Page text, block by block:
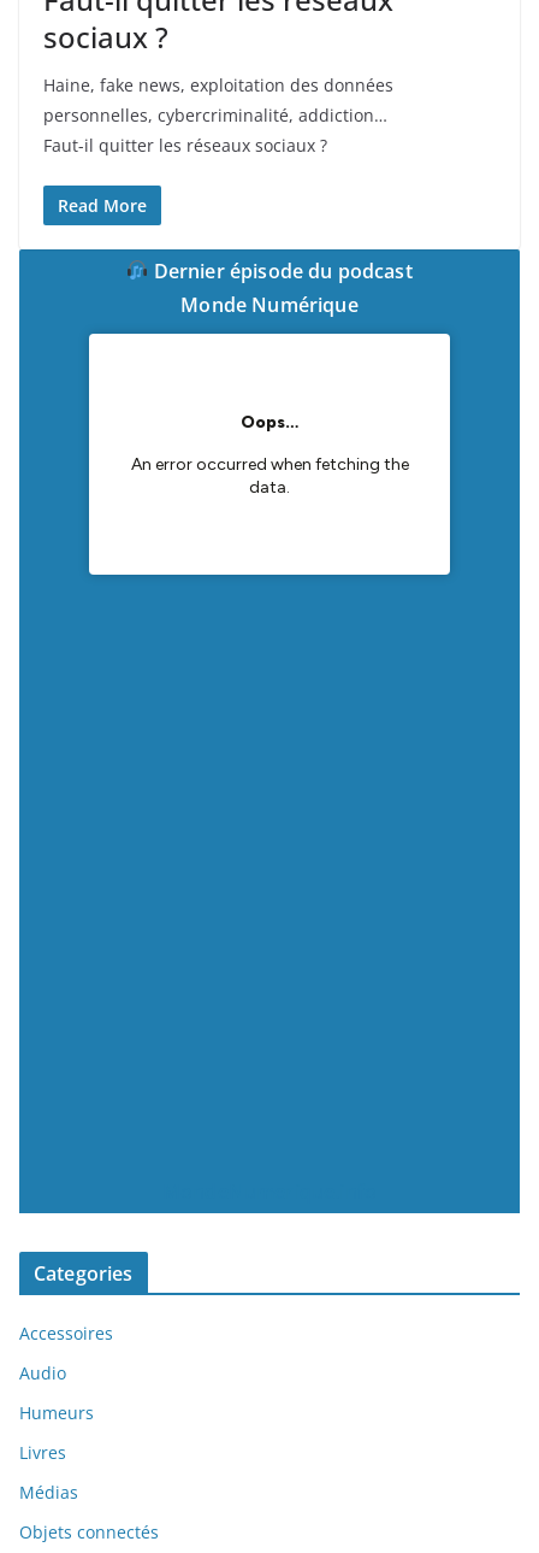
sociaux ?
Haine, fake news, exploitation des données
personnelles, cybercriminalité, addiction…
Faut-il quitter les réseaux sociaux ?
Read More
Dernier épisode du podcast
Monde Numérique
Categories
Accessoires
Audio
Humeurs
Livres
Médias
Objets connectés